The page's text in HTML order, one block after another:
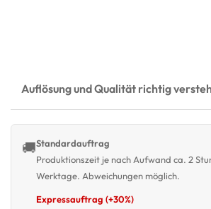
Auflösung und Qualität richtig
🚚Standardauftrag
Produktionszeit je nach Aufwand ca. 2
Werktage. Abweichungen möglich.
Expressauftrag (+30%)